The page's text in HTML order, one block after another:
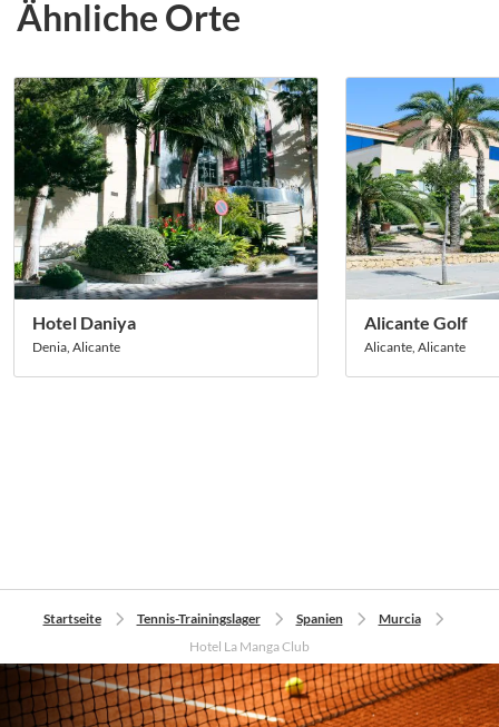
Ähnliche Orte
Hotel Daniya
Denia, Alicante
Alicante Golf
Alicante, Alicante
Startseite Tennis-Trainingslager Spanien
Murcia
Hotel La Manga Club